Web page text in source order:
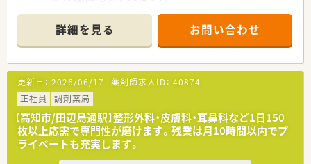
です。
【勤務実態について】
■残業代は1分単位で全額支給される仕組みが整っており、サー
ビス残業は一切なく、働いた分だけ正当に報われる仕組みです。
■年間休日は122日と多く設定されており、土曜日に出勤した場
合は平日に振替休日を取得できるため、実質的な週休2日制で
す。
■有給休暇は半日単位での取得が可能となっており、お子様の学
校行事や急な予定にも柔軟に対応できるため、育児中の方も安心
です。
日に平均して120枚程度応需しています。
■薬剤師は4名体制で、事務スタッフと共にチームとして協力
し、質の高い医療サービスを提供します。
【募集背景と求める人物像について】
■今回は、今後のさらなる店舗体制強化と地域貢献を見据えた、
増員による正社員募集となります。
■「よく働き、よく遊び、よく学ぶ」という社風に共感し、主体的
に成長したい意欲のある方を歓迎します。
■未経験やブランクのある方も、充実した研修制度があるため、
学びたいという気持ちがあればご相談ください。
詳細を見る お問い合わせ
更新日： 2026/06/17 薬剤師求人ID： 40874
正社員
調剤薬局
【高知市/田辺島通駅】整形外科・皮膚科・耳鼻科など1日150
枚以上応需で専門性が磨けます。残業は月10時間以内でプ
ライベートも充実します。